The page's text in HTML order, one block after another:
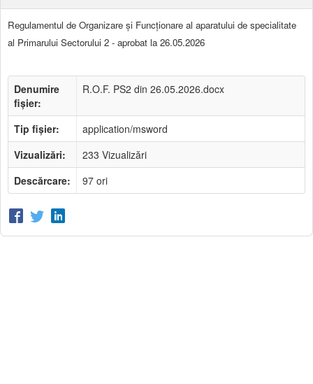
Regulamentul de Organizare şi Funcţionare al aparatului de specialitate
al Primarului Sectorului 2 - aprobat la 26.05.2026
Denumire
fișier:
R.O.F. PS2 din 26.05.2026.docx
Tip fișier:
application/msword
Vizualizări:
233 Vizualizări
Descărcare:
97 ori